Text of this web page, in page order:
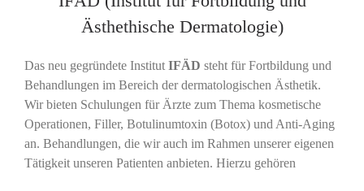
Ästhethische Dermatologie)
Das neu gegründete Institut IFÄD steht für Fortbildung und
Behandlungen im Bereich der dermatologischen Ästhetik.
Wir bieten Schulungen für Ärzte zum Thema kosmetische
Operationen, Filler, Botulinumtoxin (Botox) und Anti-Aging
an. Behandlungen, die wir auch im Rahmen unserer eigenen
Tätigkeit unseren Patienten anbieten. Hierzu gehören